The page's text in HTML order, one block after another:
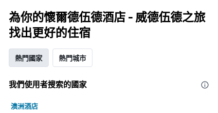
為你的懷爾德伍德酒店 - 威德伍德之旅
找出更好的住宿
熱門國家 熱門城市
我們使用者搜索的國家
澳洲酒店